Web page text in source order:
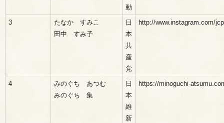
動
3
たなか すみこ
田中 すみ子
日
本
共
産
党
http://www.instagram.com/
4
みのぐち あつむ
みのぐち 集
日
本
維
新
https://minoguchi-